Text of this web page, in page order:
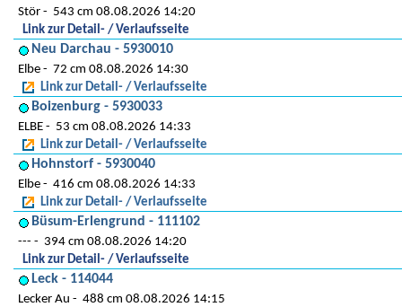
Stör
543 cm 08.08.2026 14:20
Link zur Detail- / Verlaufsseite
Neu Darchau - 5930010
Elbe
72 cm 08.08.2026 14:30
Link zur Detail- / Verlaufsseite
Boizenburg - 5930033
ELBE
53 cm 08.08.2026 14:33
Link zur Detail- / Verlaufsseite
Hohnstorf - 5930040
Elbe
416 cm 08.08.2026 14:33
Link zur Detail- / Verlaufsseite
Büsum-Erlengrund - 111102
---
394 cm 08.08.2026 14:20
Link zur Detail- / Verlaufsseite
Leck - 114044
Lecker Au
488 cm 08.08.2026 14:15